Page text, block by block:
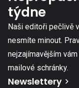
týdne
Naši editoři pečlivě
nesmíte minout.
nejzajímavějším
mailové schránky.
Newslettery